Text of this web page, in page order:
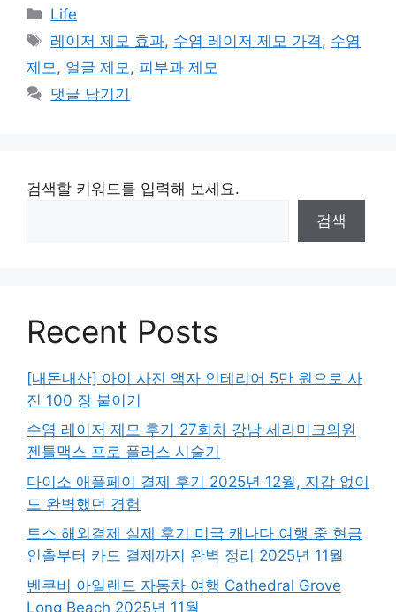
카
테
고
리
Life
태
그
레이저 제모 효과, 수염 레이저 제모 가격 , 수염
제모 , 얼굴 제모 , 피부과 제모
댓글 남기기
검색할 키워드를 입력해 보세요.
검색
Recent Posts
[내돈내산] 아이 사진 액자 인테리어 5만 원으로 사
진 100 장 붙이기
수염 레이저 제모 후기 27회차 강남 세라미크의원
젠틀맥스 프로 플러스 시술기
다이소 애플페이 결제 후기 2025년 12월, 지갑 없이
도 완벽했던 경험
토스 해외결제 실제 후기 미국 캐나다 여행 중 현금
인출부터 카드 결제까지 완벽 정리 2025년 11월
벤쿠버 아일랜드 자동차 여행 Cathedral Grove
Long Beach 2025년 11월